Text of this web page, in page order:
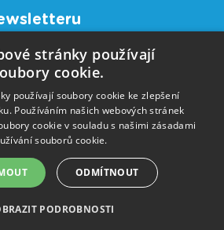
Přihlásit
osobních údajů
EasyShop® 4©IT STUDIO s.r.o.
stránky používají
cookie.
používají soubory cookie ke zlepšení
Používáním našich webových stránek
cookie v souladu s našimi zásadami
souborů cookie.
ODMÍTNOUT
PODROBNOSTI